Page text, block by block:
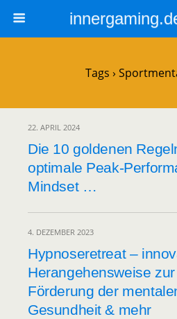
Tags ›
22. APRIL 2024
Die 10 goldenen
optimale Peak-
Mindset …
4. DEZEMBER 2023
Hypnoseretreat –
Herangehensweise zur
Förderung der
Gesundheit & mehr